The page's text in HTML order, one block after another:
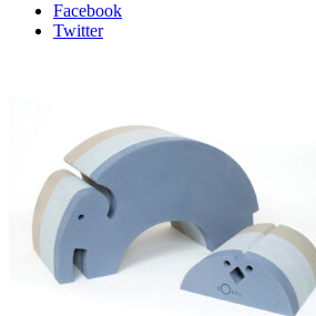
Facebook
Twitter